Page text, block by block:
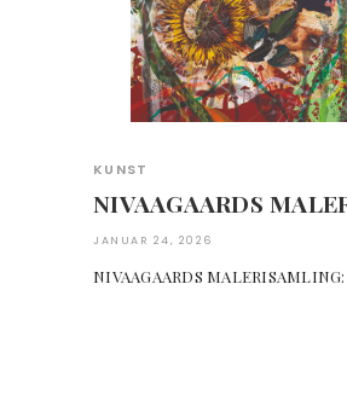
KUNST
NIVAAGAARDS
JANUAR 24, 2026
NIVAAGAARDS